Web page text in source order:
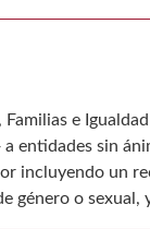
e
entidades sin
incluyendo un
género o sexual,